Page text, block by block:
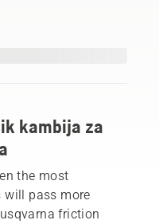
kambija za
the most
will pass more
friction